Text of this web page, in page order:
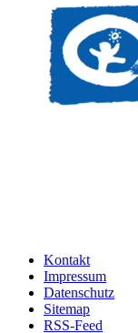
Kontakt
Impressum
Datenschutz
Sitemap
RSS-Feed